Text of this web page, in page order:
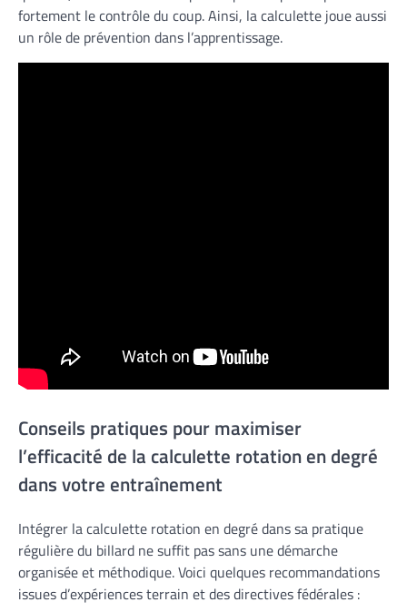
fortement le contrôle du coup. Ainsi, la calculette joue aussi
un rôle de prévention dans l’apprentissage.
Conseils pratiques pour maximiser
l’efficacité de la calculette rotation en degré
dans votre entraînement
Intégrer la calculette rotation en degré dans sa pratique
régulière du billard ne suffit pas sans une démarche
organisée et méthodique. Voici quelques recommandations
issues d’expériences terrain et des directives fédérales :